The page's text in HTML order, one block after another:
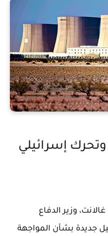
إسرائيلي
وزير الدفاع
جديدة بشأن المواجهة